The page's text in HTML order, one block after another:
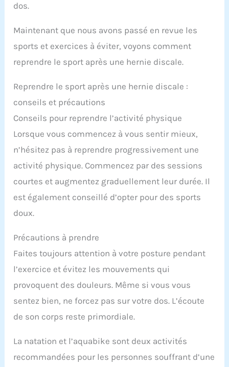
dos.
Maintenant que nous avons passé en revue les
sports et exercices à éviter, voyons comment
reprendre le sport après une hernie discale.
Reprendre le sport après une hernie discale :
conseils et précautions
Conseils pour reprendre l’activité physique
Lorsque vous commencez à vous sentir mieux,
n’hésitez pas à reprendre progressivement une
activité physique. Commencez par des sessions
courtes et augmentez graduellement leur durée. Il
est également conseillé d’opter pour des sports
doux.
Précautions à prendre
Faites toujours attention à votre posture pendant
l’exercice et évitez les mouvements qui
provoquent des douleurs. Même si vous vous
sentez bien, ne forcez pas sur votre dos. L’écoute
de son corps reste primordiale.
La natation et l’aquabike sont deux activités
recommandées pour les personnes souffrant d’une